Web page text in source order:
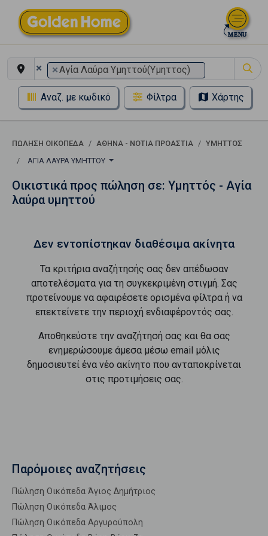
× ×Αγία Λαύρα Υμηττού(Υμηττος)
Αναζ. με κωδικό Φίλτρα Χάρτης
ΠΏΛΗΣΗ ΟΙΚΌΠΕΔΑ ΑΘΉΝΑ - ΝΌΤΙΑ ΠΡΟΆΣΤΙΑ
ΥΜΗΤΤΌΣ
ΑΓΊΑ ΛΑΎΡΑ ΥΜΗΤΤΟΎ
Οικιστικά προς πώληση σε: Υμηττός - Αγία
λαύρα υμηττού
Δεν εντοπίστηκαν διαθέσιμα ακίνητα
Τα κριτήρια αναζήτησής σας δεν απέδωσαν
αποτελέσματα για τη συγκεκριμένη στιγμή. Σας
προτείνουμε να αφαιρέσετε ορισμένα φίλτρα ή να
επεκτείνετε την περιοχή ενδιαφέροντός σας.
Αποθηκεύστε την αναζήτησή σας και θα σας
ενημερώσουμε άμεσα μέσω email μόλις
δημοσιευτεί ένα νέο ακίνητο που ανταποκρίνεται
στις προτιμήσεις σας.
Παρόμοιες αναζητήσεις
Πώληση Οικόπεδα Άγιος Δημήτριος
Πώληση Οικόπεδα Άλιμος
Πώληση Οικόπεδα Αργυρούπολη